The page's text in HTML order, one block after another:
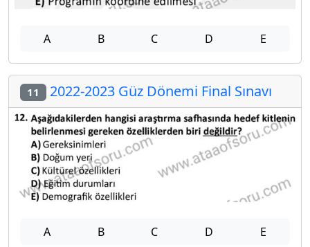
A B C D E
11 2022-2023 Güz Dönemi Final Sınavı
A B C D E